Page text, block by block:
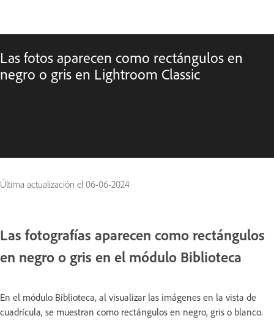
Las fotos aparecen como rectángulos en
negro o gris en Lightroom Classic
Última actualización el 06-06-2024
Las fotografías aparecen como rectángulos
en negro o gris en el módulo Biblioteca
En el módulo Biblioteca, al visualizar las imágenes en la vista de
cuadrícula, se muestran como rectángulos en negro, gris o blanco.